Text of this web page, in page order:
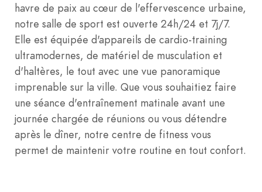
havre de paix au cœur de l'effervescence urbaine,
notre salle de sport est ouverte 24h/24 et 7j/7.
Elle est équipée d'appareils de cardio-training
ultramodernes, de matériel de musculation et
d'haltères, le tout avec une vue panoramique
imprenable sur la ville. Que vous souhaitiez faire
une séance d'entraînement matinale avant une
journée chargée de réunions ou vous détendre
après le dîner, notre centre de fitness vous
permet de maintenir votre routine en tout confort.